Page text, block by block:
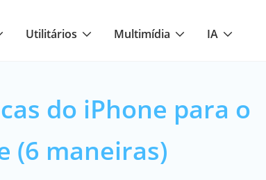
Utilitários Multimídia IA
do iPhone para o
(6 maneiras)